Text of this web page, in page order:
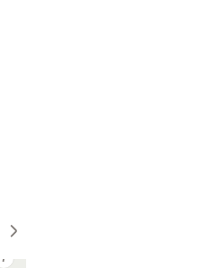
7